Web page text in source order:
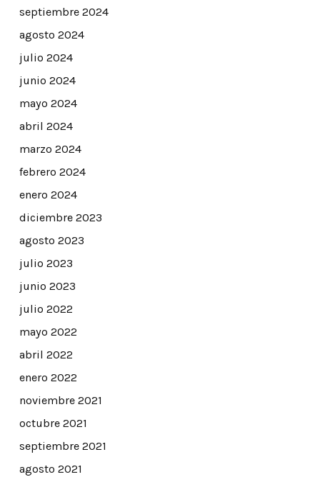
septiembre 2024
agosto 2024
julio 2024
junio 2024
mayo 2024
abril 2024
marzo 2024
febrero 2024
enero 2024
diciembre 2023
agosto 2023
julio 2023
junio 2023
julio 2022
mayo 2022
abril 2022
enero 2022
noviembre 2021
octubre 2021
septiembre 2021
agosto 2021